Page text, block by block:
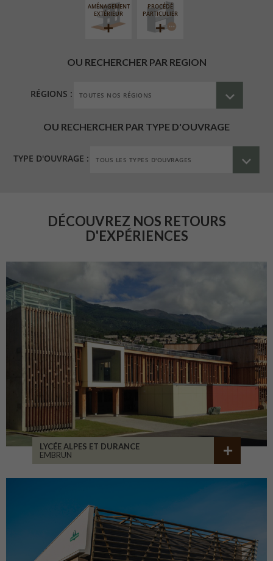
AMÉNAGEMENT
EXTÉRIEUR
PROCÉDÉ
PARTICULIER
OU RECHERCHER PAR REGION
RÉGIONS :
OU RECHERCHER PAR TYPE D'OUVRAGE
TYPE D'OUVRAGE :
DÉCOUVREZ NOS RETOURS
D'EXPÉRIENCES
LYCÉE ALPES ET DURANCE
EMBRUN